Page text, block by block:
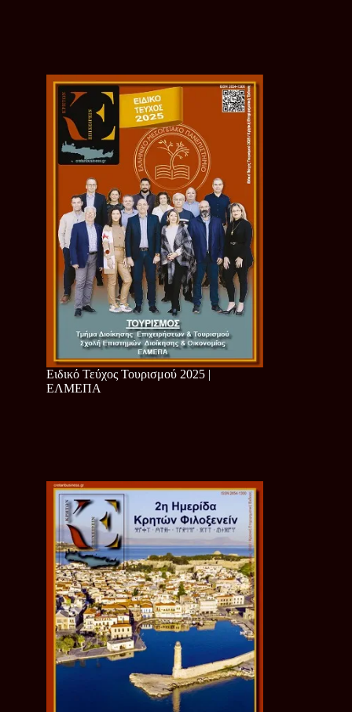
Ειδικό Τεύχος Τουρισμού 2025 |
ΕΛΜΕΠΑ